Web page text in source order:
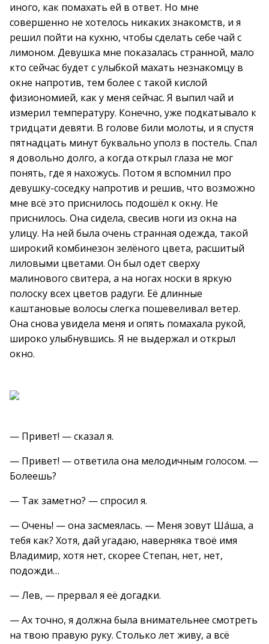
иного, как помахать ей в ответ. Но мне
совершенно не хотелось никаких знакомств, и я
решил пойти на кухню, чтобы сделать себе чай с
лимоном. Девушка мне показалась странной, мало
кто сейчас будет с улыбкой махать незнакомцу в
окне напротив, тем более с такой кислой
физиономией, как у меня сейчас. Я выпил чай и
измерил температуру. Конечно, уже подкатывало к
тридцати девяти. В голове били молоты, и я спустя
пятнадцать минут буквально уполз в постель. Спал
я довольно долго, а когда открыл глаза не мог
понять, где я нахожусь. Потом я вспомнил про
девушку-соседку напротив и решив, что возможно
мне всё это приснилось подошёл к окну. Не
приснилось. Она сидела, свесив ноги из окна на
улицу. На ней была очень странная одежда, такой
широкий комбинезон зелёного цвета, расшитый
лиловыми цветами. Он был одет сверху
малинового свитера, а на ногах носки в яркую
полоску всех цветов радуги. Её длинные
каштановые волосы слегка пошевеливал ветер.
Она снова увидела меня и опять помахала рукой,
широко улыбнувшись. Я не выдержал и открыл
окно.
— Привет! — сказал я.
— Привет! — ответила она мелодичным голосом. —
Болеешь?
— Так заметно? — спросил я.
— Очень! — она засмеялась. — Меня зовут Ша́ша, а
тебя как? Хотя, дай угадаю, наверняка твоё имя
Владимир, хотя нет, скорее Степан, нет, нет,
подожди…
— Лев, — прервал я её догадки.
— Ах точно, я должна была внимательнее смотреть
на твою правую руку. Столько лет живу, а всё